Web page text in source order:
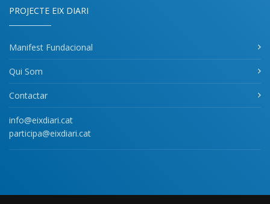
PROJECTE EIX DIARI
Manifest Fundacional
Qui Som
Contactar
info@eixdiari.cat
participa@eixdiari.cat